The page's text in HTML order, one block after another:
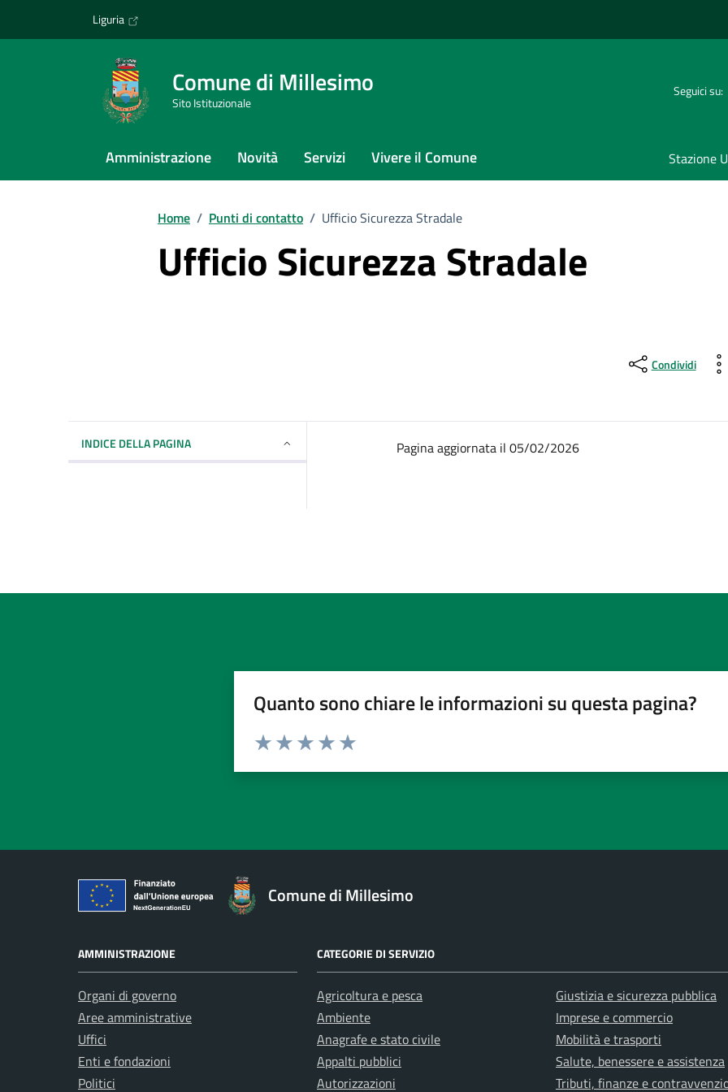
Liguria
Comune di Millesimo
Sito Istituzionale
Seguici su:
Amministrazione Novità Servizi Vivere il Comune Stazione
Home / Punti di contatto / Ufficio Sicurezza Stradale
Ufficio Sicurezza Stradale
Condividi
INDICE DELLA PAGINA Pagina aggiornata il 05/02/2026
Quanto sono chiare le informazioni su questa pagina?
Valuta da 1 a 5 stelle la pagina
Comune di Millesimo
AMMINISTRAZIONE
Organi di governo
Aree amministrative
Uffici
Enti e fondazioni
Politici
CATEGORIE DI SERVIZIO
Agricoltura e pesca
Ambiente
Anagrafe e stato civile
Appalti pubblici
Autorizzazioni
Giustizia e sicurezza pubblica
Imprese e commercio
Mobilità e trasporti
Salute, benessere e assistenza
Tributi, finanze e